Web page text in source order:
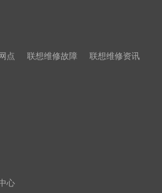
点 联想维修故障 联想维修资讯
心